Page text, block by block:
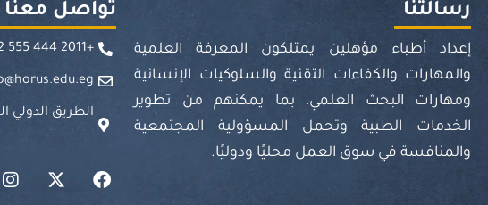
رسالتنا
إعداد أطباء مؤهلين يمتلكون المعرفة العلمية
والمهارات والكفاءات التقنية والسلوكيات الإنسانية
ومهارات البحث العلمي، بما يمكنهم من تطوير
الخدمات الطبية وتحمل المسؤولية المجتمعية
والمنافسة في سوق العمل محليًا ودوليًا.
تواصل معنا
+2011 444 555 82
الطريق الدولي
F
a
X
-
I
n